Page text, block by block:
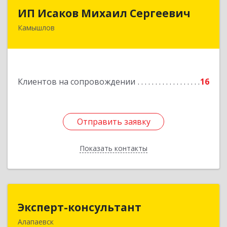
ИП Исаков Михаил Сергеевич
Камышлов
Клиентов на сопровождении 16
Отправить заявку
Показать контакты
624860, Свердловская обл, Камышлов г, Ленина
Отправить заявку
Назад
Эксперт-консультант
Алапаевск624600, Свердловская обл, Алапаевск г,